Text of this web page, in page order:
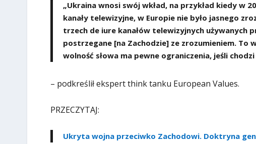
„Ukraina wnosi swój wkład, na przykład kiedy w
kanały telewizyjne, w Europie nie było jasnego
trzech de iure kanałów telewizyjnych używanych
postrzegane [na Zachodzie] ze zrozumieniem. To
wolność słowa ma pewne ograniczenia, jeśli
– podkreślił ekspert think tanku European Values.
PRZECZYTAJ:
Ukryta wojna przeciwko Zachodowi. Doktryna